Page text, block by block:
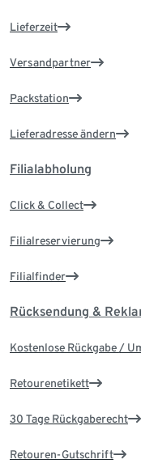
Lieferzeit
Versandpartner
Packstation
Lieferadresse ändern
Filialabholung
Click & Collect
Filialreservierung
Filialfinder
Rücksendung &
Kostenlose Rückgabe /
Retourenetikett
30 Tage Rückgaberecht
Retouren-Gutschrift